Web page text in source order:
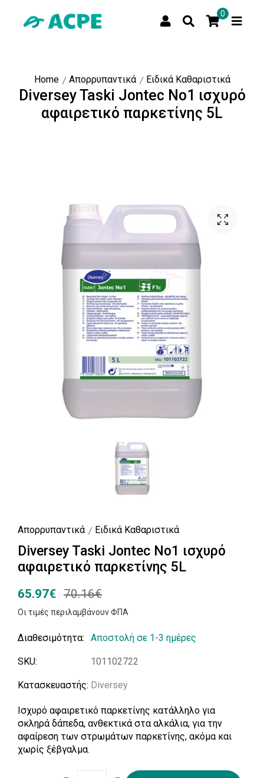
0
Home Απορρυπαντικά Ειδικά Kαθαριστικά
Diversey Taski Jontec No1 ισχυρό
αφαιρετικό παρκετίνης 5L
Απορρυπαντικά Ειδικά Kαθαριστικά
Diversey Taski Jontec No1 ισχυρό
αφαιρετικό παρκετίνης 5L
65.97€ 70.16€
Οι τιμές περιλαμβάνουν ΦΠΑ
Διαθεσιμότητα: Αποστολή σε 1-3 ημέρες
SKU: 101102722
Κατασκευαστής: Diversey
Ισχυρό αφαιρετικό παρκετίνης κατάλληλο για
σκληρά δάπεδα, ανθεκτικά στα αλκάλια, για την
αφαίρεση των στρωμάτων παρκετίνης, ακόμα και
χωρίς ξέβγαλμα.